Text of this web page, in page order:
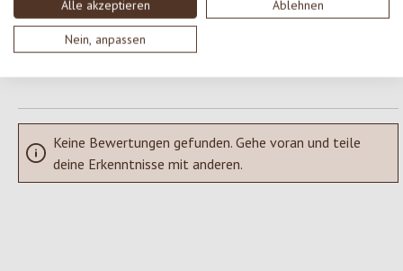
Alle akzeptieren Ablehnen
Nein, anpassen
SCHREIBE EINE BEWERTUNG
Keine Bewertungen gefunden. Gehe voran und teile
deine Erkenntnisse mit anderen.